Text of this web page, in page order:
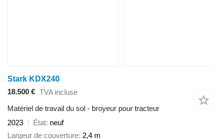
Stark KDX240
18.500 € TVA incluse
Matériel de travail du sol - broyeur pour tracteur
2023
État neuf
Largeur de couverture 2,4 m